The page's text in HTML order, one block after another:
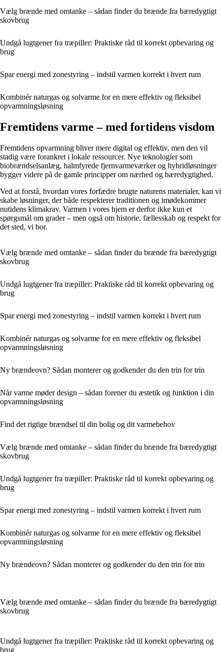
Vælg brænde med omtanke – sådan finder du brænde fra bæredygtigt
skovbrug
Undgå lugtgener fra træpiller: Praktiske råd til korrekt opbevaring og
brug
Spar energi med zonestyring – indstil varmen korrekt i hvert rum
Kombinér naturgas og solvarme for en mere effektiv og fleksibel
opvarmningsløsning
Fremtidens varme – med fortidens visdom
Fremtidens opvarmning bliver mere digital og effektiv, men den vil
stadig være forankret i lokale ressourcer. Nye teknologier som
biobrændselsanlæg, halmfyrede fjernvarmeværker og hybridløsninger
bygger videre på de gamle principper om nærhed og bæredygtighed.
Ved at forstå, hvordan vores forfædre brugte naturens materialer, kan vi
skabe løsninger, der både respekterer traditionen og imødekommer
nutidens klimakrav. Varmen i vores hjem er derfor ikke kun et
spørgsmål om grader – men også om historie, fællesskab og respekt for
det sted, vi bor.
Vælg brænde med omtanke – sådan finder du brænde fra bæredygtigt
skovbrug
Undgå lugtgener fra træpiller: Praktiske råd til korrekt opbevaring og
brug
Spar energi med zonestyring – indstil varmen korrekt i hvert rum
Kombinér naturgas og solvarme for en mere effektiv og fleksibel
opvarmningsløsning
Ny brændeovn? Sådan monterer og godkender du den trin for trin
Når varme møder design – sådan forener du æstetik og funktion i din
opvarmningsløsning
Find det rigtige brændsel til din bolig og dit varmebehov
Vælg brænde med omtanke – sådan finder du brænde fra bæredygtigt
skovbrug
Undgå lugtgener fra træpiller: Praktiske råd til korrekt opbevaring og
brug
Spar energi med zonestyring – indstil varmen korrekt i hvert rum
Kombinér naturgas og solvarme for en mere effektiv og fleksibel
opvarmningsløsning
Ny brændeovn? Sådan monterer og godkender du den trin for trin
Vælg brænde med omtanke – sådan finder du brænde fra bæredygtigt
skovbrug
Undgå lugtgener fra træpiller: Praktiske råd til korrekt opbevaring og
brug